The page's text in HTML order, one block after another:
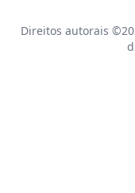
Direitos autorais